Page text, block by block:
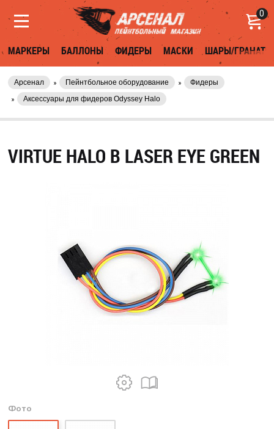
0
МАРКЕРЫ БАЛЛОНЫ ФИДЕРЫ МАСКИ ШАРЫ/ГРАНАТЫ
Арсенал Пейнтбольное оборудование
Фидеры
Аксессуары для фидеров Odyssey Halo
VIRTUE HALO B LASER EYE GREEN
Фото